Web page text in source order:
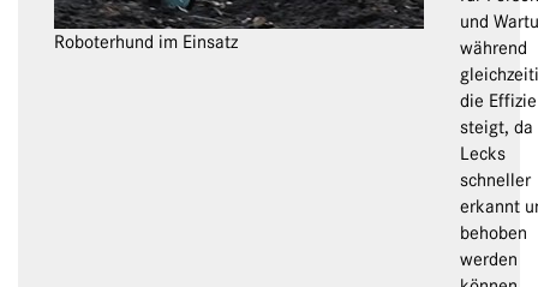
Roboterhund im Einsatz
und
während
die
steigt, da
Lecks
schneller
erkannt
behoben
werden